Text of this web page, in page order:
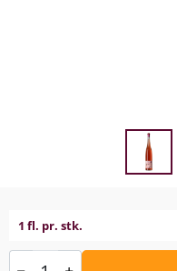
1 fl. pr. stk.